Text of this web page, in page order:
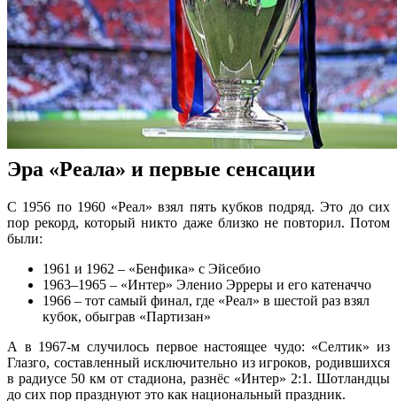
Эра «Реала» и первые сенсации
С 1956 по 1960 «Реал» взял пять кубков подряд. Это до сих
пор рекорд, который никто даже близко не повторил. Потом
были:
1961 и 1962 – «Бенфика» с Эйсебио
1963–1965 – «Интер» Эленио Эрреры и его катеначчо
1966 – тот самый финал, где «Реал» в шестой раз взял
кубок, обыграв «Партизан»
А в 1967-м случилось первое настоящее чудо: «Селтик» из
Глазго, составленный исключительно из игроков, родившихся
в радиусе 50 км от стадиона, разнёс «Интер» 2:1. Шотландцы
до сих пор празднуют это как национальный праздник.